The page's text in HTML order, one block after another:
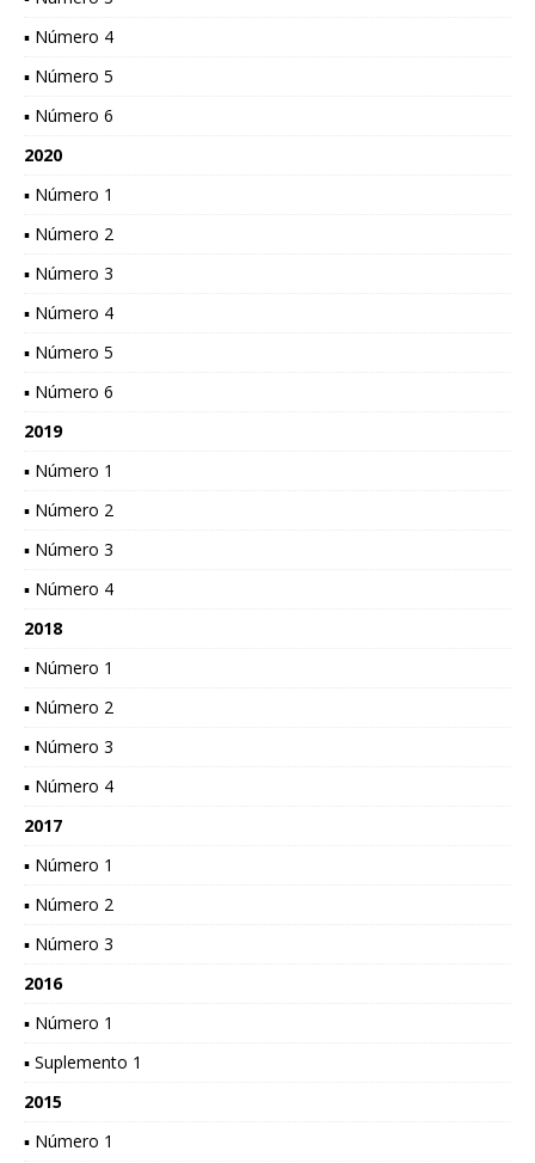
▪ Número 4
▪ Número 5
▪ Número 6
2020
▪ Número 1
▪ Número 2
▪ Número 3
▪ Número 4
▪ Número 5
▪ Número 6
2019
▪ Número 1
▪ Número 2
▪ Número 3
▪ Número 4
2018
▪ Número 1
▪ Número 2
▪ Número 3
▪ Número 4
2017
▪ Número 1
▪ Número 2
▪ Número 3
2016
▪ Número 1
▪ Suplemento 1
2015
▪ Número 1